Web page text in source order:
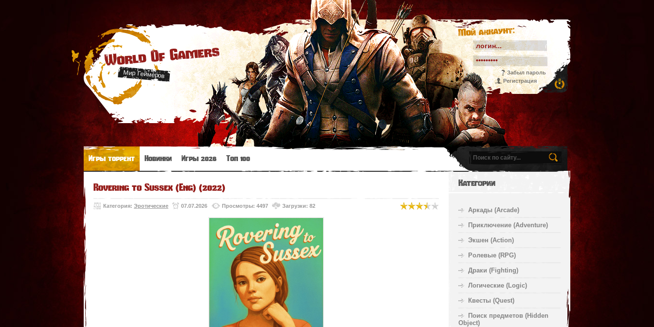
World Of Gamers
Мир Геймеров
Мой аккаунт:
Забыл пароль
Регистрация
Игры торрент Новинки Игры 2026 Топ 100
Rovering to Sussex (Eng) (2022)
Категория: Эротические 07.07.2026 Просмотры: 4497 Загрузки: 82
Категории
Аркады (Arcade)
Приключение (Adventure)
Экшен (Action)
Ролевые (RPG)
Драки (Fighting)
Логические (Logic)
Квесты (Quest)
Поиск предметов (Hidden
Object)